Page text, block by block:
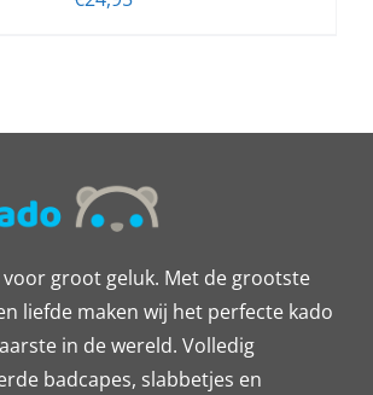
voor groot geluk. Met de grootste
liefde maken wij het perfecte kado
in de wereld. Volledig
badcapes, slabbetjes en